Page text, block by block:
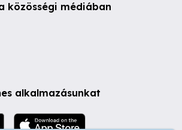
közösségi médiában
alkalmazásunkat